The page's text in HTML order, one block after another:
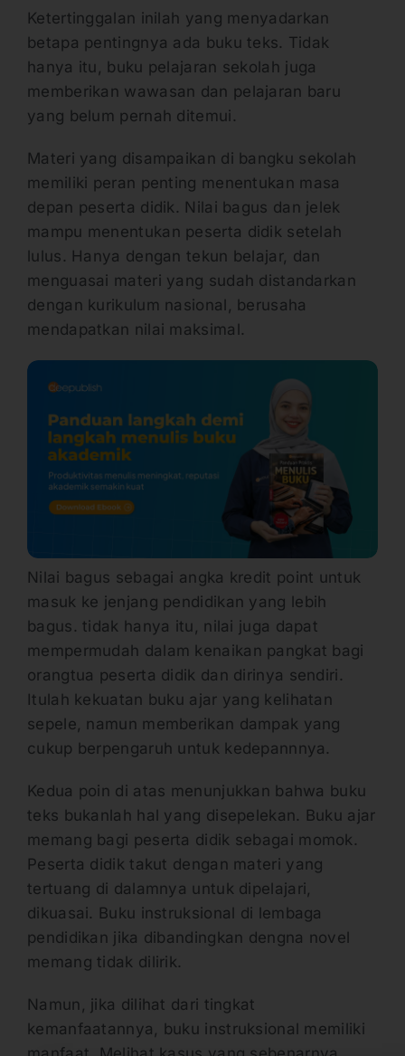
Ketertinggalan inilah yang menyadarkan
betapa pentingnya ada buku teks. Tidak
hanya itu, buku pelajaran sekolah juga
memberikan wawasan dan pelajaran baru
yang belum pernah ditemui.
Materi yang disampaikan di bangku sekolah
memiliki peran penting menentukan masa
depan peserta didik. Nilai bagus dan jelek
mampu menentukan peserta didik setelah
lulus. Hanya dengan tekun belajar, dan
menguasai materi yang sudah distandarkan
dengan kurikulum nasional, berusaha
mendapatkan nilai maksimal.
Nilai bagus sebagai angka kredit point untuk
masuk ke jenjang pendidikan yang lebih
bagus. tidak hanya itu, nilai juga dapat
mempermudah dalam kenaikan pangkat bagi
orangtua peserta didik dan dirinya sendiri.
Itulah kekuatan buku ajar yang kelihatan
sepele, namun memberikan dampak yang
cukup berpengaruh untuk kedepannnya.
Kedua poin di atas menunjukkan bahwa buku
teks bukanlah hal yang disepelekan. Buku ajar
memang bagi peserta didik sebagai momok.
Peserta didik takut dengan materi yang
tertuang di dalamnya untuk dipelajari,
dikuasai. Buku instruksional di lembaga
pendidikan jika dibandingkan dengna novel
memang tidak dilirik.
Namun, jika dilihat dari tingkat
kemanfaatannya, buku instruksional memiliki